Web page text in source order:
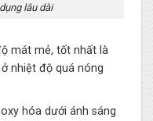
lâu dài
mát mẻ, tốt nhất là
nhiệt độ quá nóng
hóa dưới ánh sáng